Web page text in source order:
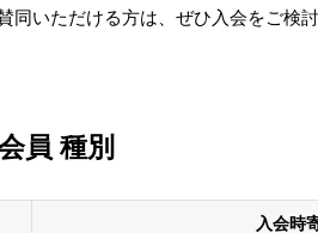
同いただける方は、ぜひ入会をご検
員 種別
入会時